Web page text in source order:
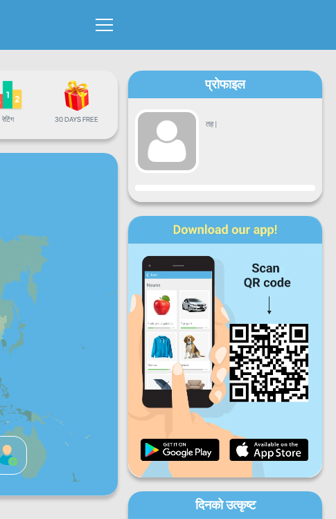
रेटिंग 30 DAYS FREE
प्रोफाइल
तह|
प्रगति
सोमबार बुधबार बिहिबार
शनिबार आइतबार
दैनिक प्रगति
मासिक प्रगति
समग्र प्रगति
दिनको उत्कृष्ट